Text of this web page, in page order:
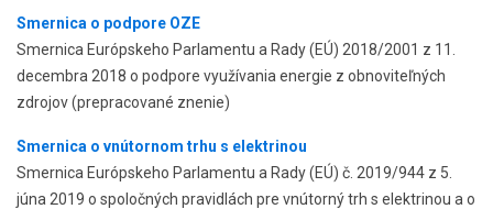
Smernica o podpore OZE
Smernica Európskeho Parlamentu a Rady (EÚ) 2018/2001 z 11.
decembra 2018 o podpore využívania energie z obnoviteľných
zdrojov (prepracované znenie)
Smernica o vnútornom trhu s elektrinou
Smernica Európskeho Parlamentu a Rady (EÚ) č. 2019/944 z 5.
júna 2019 o spoločných pravidlách pre vnútorný trh s elektrinou a o